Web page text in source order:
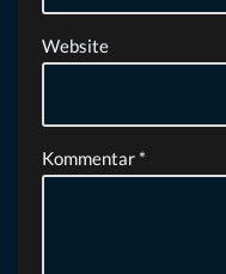
Website
Kommentar *